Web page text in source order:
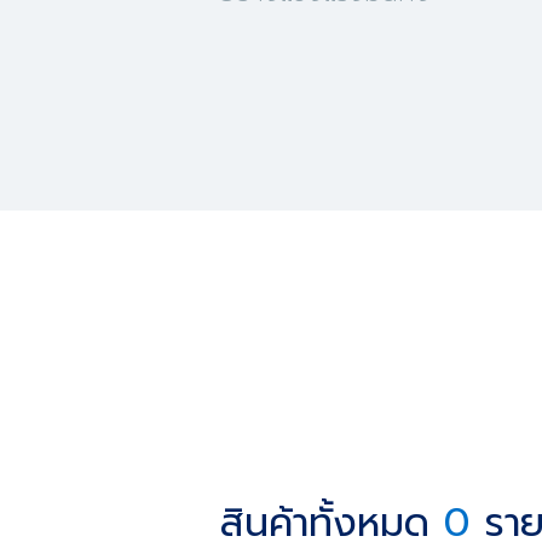
สินค้าทั้งหมด 0 รา